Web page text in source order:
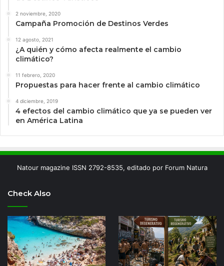
2 noviembre, 2020
Campaña Promoción de Destinos Verdes
12 agosto, 2021
¿A quién y cómo afecta realmente el cambio
climático?
11 febrero, 2020
Propuestas para hacer frente al cambio climático
4 diciembre, 2019
4 efectos del cambio climático que ya se pueden ver
en América Latina
Natour magazine ISSN 2792-8535, editado por Forum Natura
Check Also